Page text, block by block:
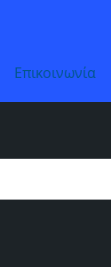
Επικοινωνία